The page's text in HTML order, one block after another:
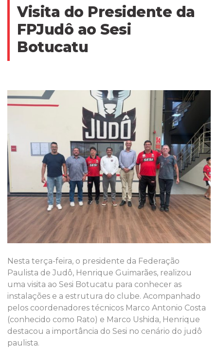
Visita do Presidente da
FPJudô ao Sesi
Botucatu
Nesta terça-feira, o presidente da Federação
Paulista de Judô, Henrique Guimarães, realizou
uma visita ao Sesi Botucatu para conhecer as
instalações e a estrutura do clube. Acompanhado
pelos coordenadores técnicos Marco Antonio Costa
(conhecido como Rato) e Marco Ushida, Henrique
destacou a importância do Sesi no cenário do judô
paulista.